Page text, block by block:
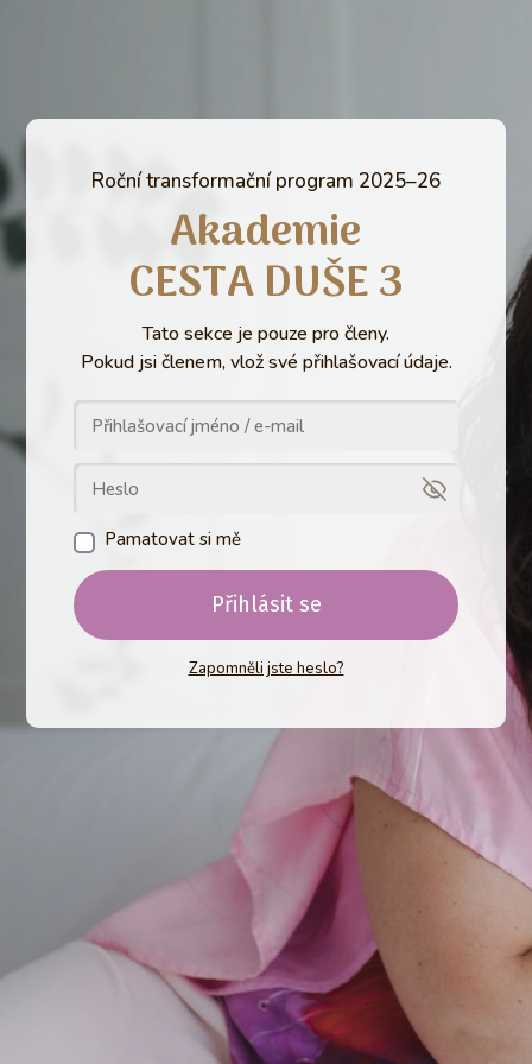
Roční transformační program 2025–26
Akademie
CESTA DUŠE 3
Tato sekce je pouze pro členy.
Pokud jsi členem, vlož své přihlašovací údaje.
Pamatovat si mě
Přihlásit se
Zapomněli jste heslo?